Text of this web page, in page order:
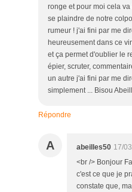
ronge et pour moi cela
se plaindre de notre
rumeur ! j'ai fini par me
heureusement dans ce
et ça permet d'oublier le
épier, scruter,
un autre j'ai fini par me
simplement ... Bisou
Répondre
A abeilles50 17/
<br /> Bonjour
c'est ce que je
constate que,